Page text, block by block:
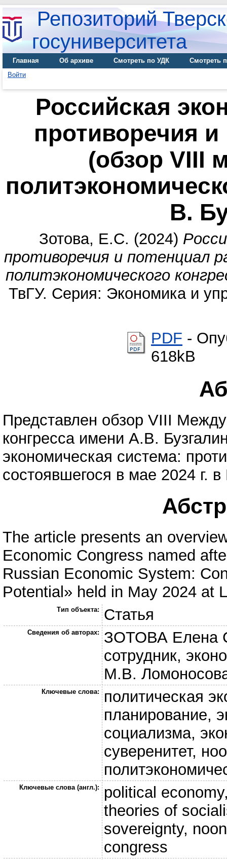
Репозиторий
госуниверситета
Главная Об архиве Смотреть по УДК
Смотреть
Войти
Российская
противоречия
(обзор VIII
В.
Зотова, Е.С. (2024)
противоречия и потенциал
политэкономического
ТвГУ. Серия: Экономика и
PDF -
618kB
Представлен обзор VIII
конгресса имени А.В.
экономическая система:
состоявшегося в мае 2024
The article presents an
Economic Congress named
Russian Economic System:
Potential» held in May 2024 at
Тип объекта: Статья
Сведения об авторах:
ЗОТОВА Елена
сотрудник,
М.В.
Ключевые слова:
политическая
планирование,
социализма,
суверенитет,
Ключевые слова (англ.):
political
theories of
sovereignty,
congress